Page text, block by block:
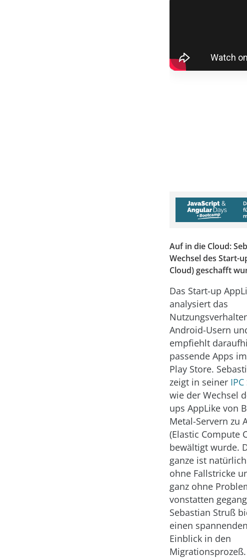
Auf in die Cloud:
Wechsel des Start-
Cloud) geschafft
Das Start-up
analysiert das
Android-Usern
empfiehlt
passende Apps
Play Store.
zeigt in seiner IPC
wie der Wechsel
ups AppLike von
Metal-Servern zu
(Elastic Compute
bewältigt wurde.
ganze ist
ohne Fallstricke
ganz ohne
vonstatten
Sebastian Struß
einen spannenden
Einblick in den
Migrationsprozeß.